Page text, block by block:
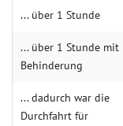
... über 1 Stunde
... über 1 Stunde mit
Behin­­derung
... dadurch war die
Durch­­fahrt für